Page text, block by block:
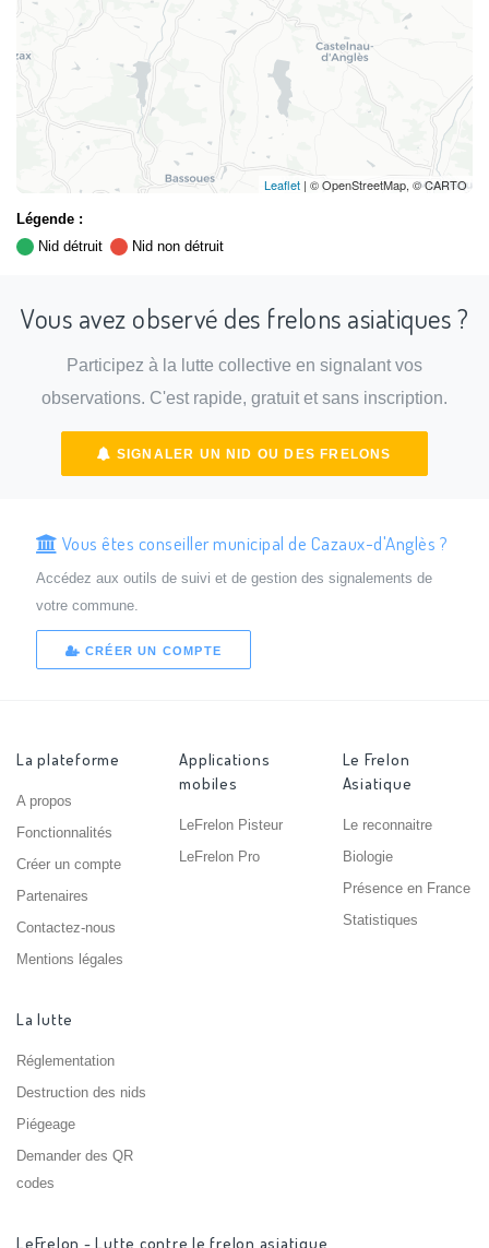
Leaflet | © OpenStreetMap, © CARTO
Légende :
Nid détruit
Nid non détruit
Vous avez observé des frelons asiatiques ?
Participez à la lutte collective en signalant vos
observations. C'est rapide, gratuit et sans inscription.
SIGNALER UN NID OU DES FRELONS
Vous êtes conseiller municipal de Cazaux-d'Anglès ?
Accédez aux outils de suivi et de gestion des signalements de
votre commune.
CRÉER UN COMPTE
La plateforme
A propos
Fonctionnalités
Créer un compte
Partenaires
Contactez-nous
Mentions légales
Applications
mobiles
LeFrelon Pisteur
LeFrelon Pro
Le Frelon
Asiatique
Le reconnaitre
Biologie
Présence en France
Statistiques
La lutte
Réglementation
Destruction des nids
Piégeage
Demander des QR
codes
LeFrelon - Lutte contre le frelon asiatique